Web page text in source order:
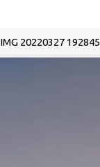
IMG 20220327 192845